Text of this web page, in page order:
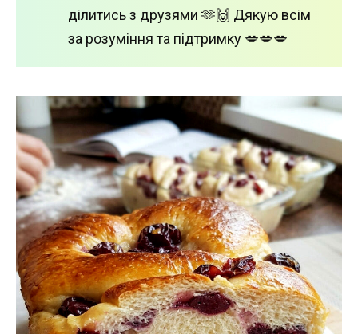
ділитись з друзями 🫶🙌 Дякую всім
за розуміння та підтримку 💋💋💋